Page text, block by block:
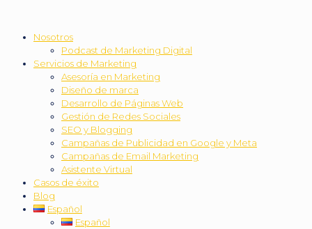
Nosotros
Podcast de Marketing Digital
Servicios de Marketing
Asesoría en Marketing
Diseño de marca
Desarrollo de Páginas Web
Gestión de Redes Sociales
SEO y Blogging
Campañas de Publicidad en Google y Meta
Campañas de Email Marketing
Asistente Virtual
Casos de éxito
Blog
Español
Español